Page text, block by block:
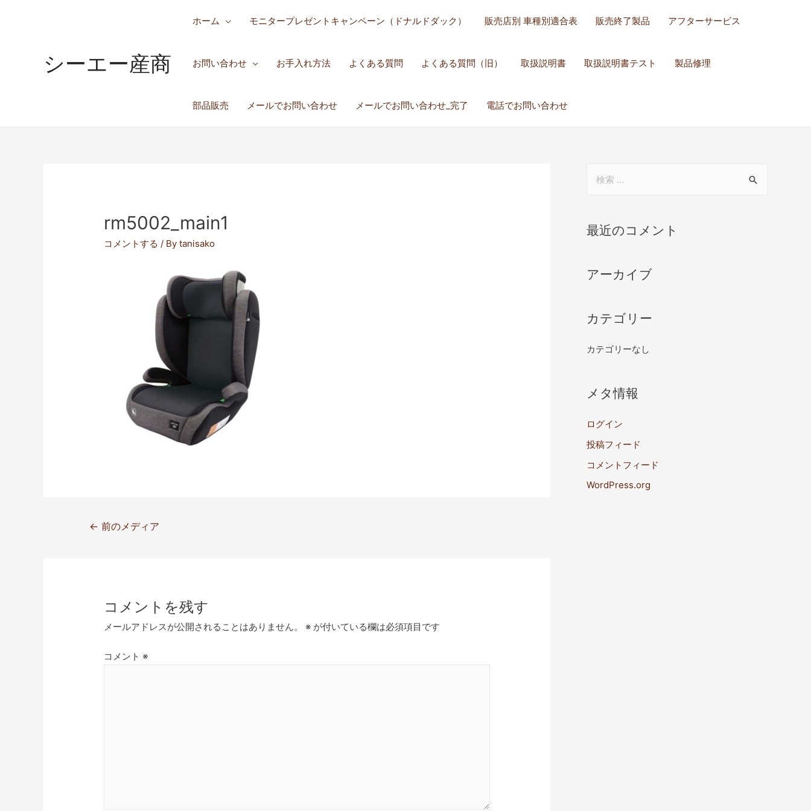
シーエー産商
ホーム モニタープレゼントキャンペーン（ドナルドダック） 販売店別 車種別適合表 販売終了製品 アフターサービス
お問い合わせ お手入れ方法 よくある質問 よくある質問（旧） 取扱説明書 取扱説明書テスト 製品修理
部品販売 メールでお問い合わせ メールでお問い合わせ_完了 電話でお問い合わせ
rm5002_main1
コメントする / Bytanisako
← 前のメディア
コメントを残す
メールアドレスが公開されることはありません。 ※ が付いている欄は必須項目です
コメント ※
最近のコメント
アーカイブ
カテゴリー
カテゴリーなし
メタ情報
ログイン
投稿フィード
コメントフィード
WordPress.org